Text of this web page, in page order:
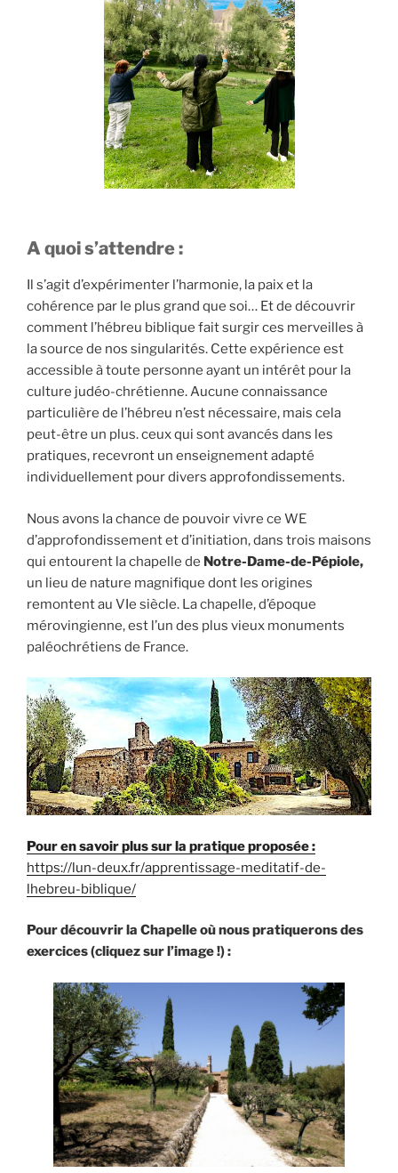
A quoi s’attendre :
Il s’agit d’expérimenter l’harmonie, la paix et la
cohérence par le plus grand que soi… Et de découvrir
comment l’hébreu biblique fait surgir ces merveilles à
la source de nos singularités. Cette expérience est
accessible à toute personne ayant un intérêt pour la
culture judéo-chrétienne. Aucune connaissance
particulière de l’hébreu n’est nécessaire, mais cela
peut-être un plus. ceux qui sont avancés dans les
pratiques, recevront un enseignement adapté
individuellement pour divers approfondissements.
Nous avons la chance de pouvoir vivre ce WE
d’approfondissement et d’initiation, dans trois maisons
qui entourent la chapelle de Notre-Dame-de-Pépiole,
un lieu de nature magnifique dont les origines
remontent au VIe siècle. La chapelle, d’époque
mérovingienne, est l’un des plus vieux monuments
paléochrétiens de France.
Pour en savoir plus sur la pratique proposée :
https://lun-deux.fr/apprentissage-meditatif-de-
lhebreu-biblique/
Pour découvrir la Chapelle où nous pratiquerons des
exercices (cliquez sur l’image !) :